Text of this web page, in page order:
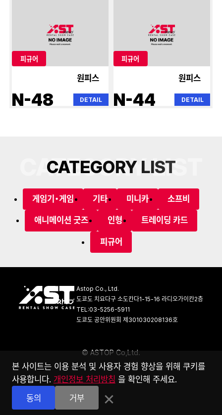
피규어
원피스
N-48 DETAIL
피규어
원피스
N-44 DETAIL
CATEGORY LIST
CATEGORY LIST
게임기・게임 기타 미니카 소프비
애니메이션 굿즈 인형 트레이딩 카드
피규어
Astop Co., Ltd.
도쿄도 치요다구 소도칸다1-15-16 라디오가이칸2층
TEL:03-5256-5911
도쿄도 공안위원회 제301030208136호
© ASTOP Co Ltd.
본 사이트는 이용 분석 및 사용자 경험 향상을 위해 쿠키를
사용합니다. 개인정보 처리방침 을 확인해 주세요.
동의
거부 ×